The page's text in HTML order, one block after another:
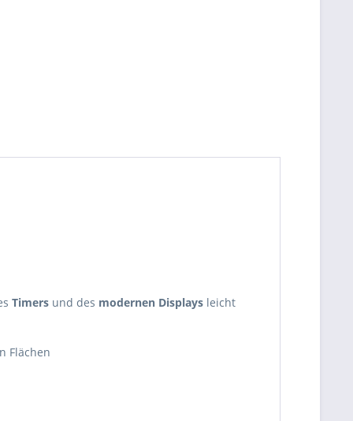
Timers und des modernen Displays leicht
Flächen